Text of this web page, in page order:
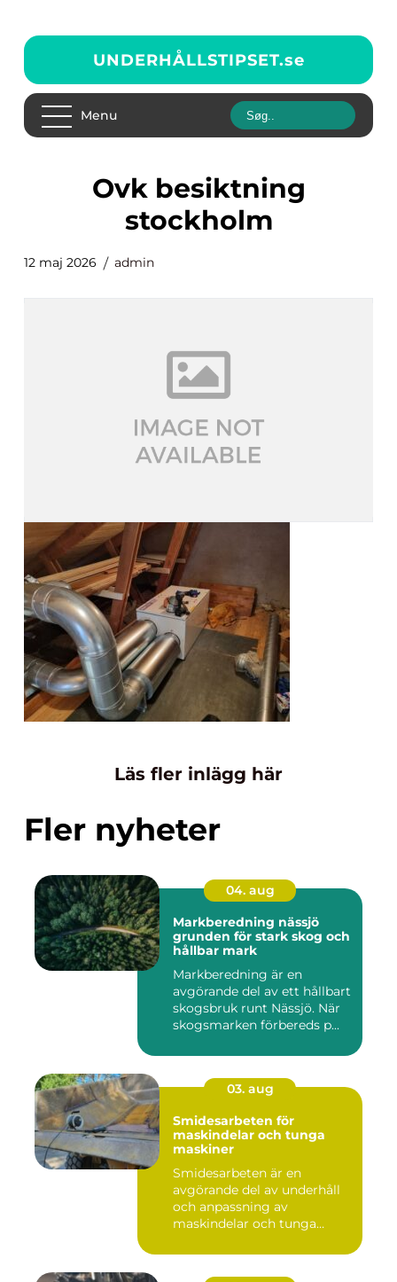
UNDERHÅLLSTIPSET.se
Menu
ovk besiktning
stockholm
12 maj 2026 admin
Läs fler inlägg här
Fler nyheter
04. aug
Markberedning nässjö
grunden för stark skog och
hållbar mark
Markberedning är en
avgörande del av ett hållbart
skogsbruk runt Nässjö. När
skogsmarken förbereds p...
03. aug
Smidesarbeten för
maskindelar och tunga
maskiner
Smidesarbeten är en
avgörande del av underhåll
och anpassning av
maskindelar och tunga